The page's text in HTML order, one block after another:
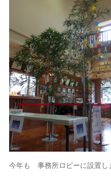
今年も 事務所ロビーに設置し